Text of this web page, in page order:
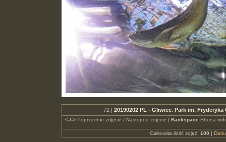
72 | 20190202 PL - Gliwice. Park im.
<-/->Poprzednie zdjęcie / Następne zdjęcie | Backspace Strona
Całkowita ilość zdjęć: 100 |